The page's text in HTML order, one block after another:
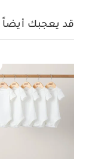
سيدلينج
وإكسسوارات
الأولاد والبنات.
ونسيج ناعم
فطر وغزال
سيدلينج إضافة
طفلك.
خصائص
حواف
قد يعجبك أيضاً